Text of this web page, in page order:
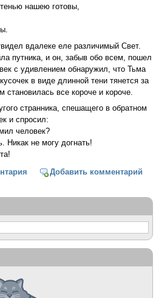
нашею готовы,
вдалеке еле различимый Свет.
путника, и он, забыв обо всем, пошел
с удивлением обнаружил, что Тьма
в виде длинной тени тянется за
все короче и короче.
странника, спешащего в обратном
и спросил:
человек?
Никак не могу догнать!
Добавить комментарий